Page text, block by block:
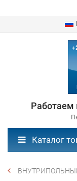
Работаем
Каталог